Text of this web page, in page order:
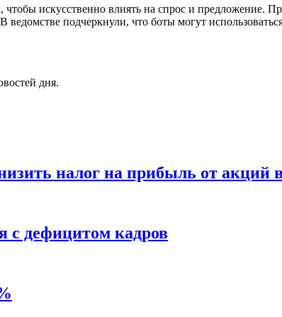
искусственно влиять на спрос и предложение.
подчеркнули, что боты могут
дня.
налог на прибыль от акций
с дефицитом кадров